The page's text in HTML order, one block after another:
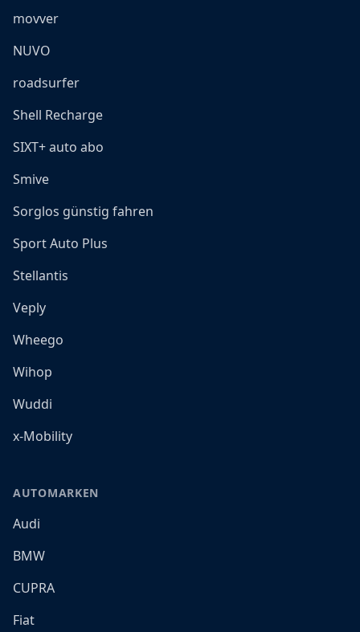
movver
NUVO
roadsurfer
Shell Recharge
SIXT+ auto abo
Smive
Sorglos günstig fahren
Sport Auto Plus
Stellantis
Veply
Wheego
Wihop
Wuddi
x-Mobility
AUTOMARKEN
Audi
BMW
CUPRA
Fiat